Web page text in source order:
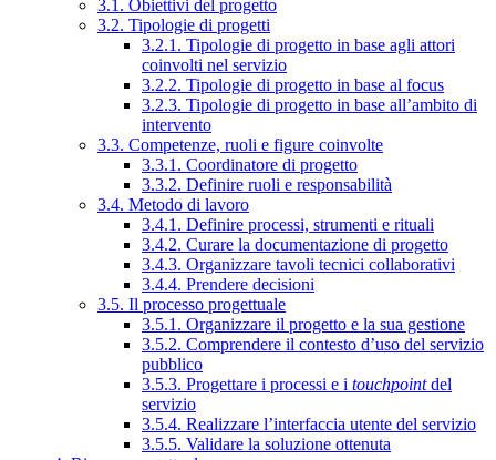
3.1. Obiettivi del progetto
3.2. Tipologie di progetti
3.2.1. Tipologie di progetto in base agli attori
coinvolti nel servizio
3.2.2. Tipologie di progetto in base al focus
3.2.3. Tipologie di progetto in base all’ambito di
intervento
3.3. Competenze, ruoli e figure coinvolte
3.3.1. Coordinatore di progetto
3.3.2. Definire ruoli e responsabilità
3.4. Metodo di lavoro
3.4.1. Definire processi, strumenti e rituali
3.4.2. Curare la documentazione di progetto
3.4.3. Organizzare tavoli tecnici collaborativi
3.4.4. Prendere decisioni
3.5. Il processo progettuale
3.5.1. Organizzare il progetto e la sua gestione
3.5.2. Comprendere il contesto d’uso del servizio
pubblico
3.5.3. Progettare i processi e i touchpointdel
servizio
3.5.4. Realizzare l’interfaccia utente del servizio
3.5.5. Validare la soluzione ottenuta